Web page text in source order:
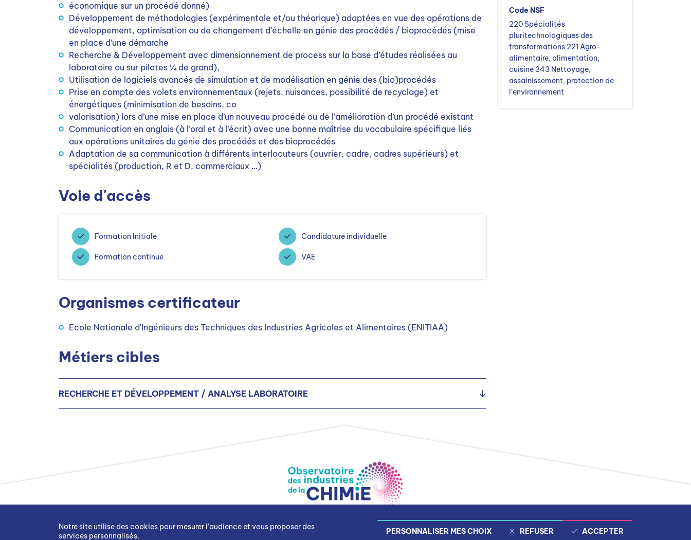
économique sur un procédé donné)
Développement de méthodologies (expérimentale et/ou théorique) adaptées en vue des opérations de
développement, optimisation ou de changement d’échelle en génie des procédés / bioprocédés (mise
en place d’une démarche
Recherche & Développement avec dimensionnement de process sur la base d’études réalisées au
laboratoire ou sur pilotes ¼ de grand),
Utilisation de logiciels avancés de simulation et de modélisation en génie des (bio)procédés
Prise en compte des volets environnementaux (rejets, nuisances, possibilité de recyclage) et
énergétiques (minimisation de besoins, co
valorisation) lors d’une mise en place d’un nouveau procédé ou de l’amélioration d’un procédé existant
Communication en anglais (à l’oral et à l’écrit) avec une bonne maîtrise du vocabulaire spécifique liés
aux opérations unitaires du génie des procédés et des bioprocédés
Adaptation de sa communication à différents interlocuteurs (ouvrier, cadre, cadres supérieurs) et
spécialités (production, R et D, commerciaux …)
Voie d'accès
Formation Initiale
Formation continue
Candidature individuelle
VAE
Organismes certificateur
Ecole Nationale d'Ingénieurs des Techniques des Industries Agricoles et Alimentaires (ENITIAA)
Métiers cibles
RECHERCHE ET DÉVELOPPEMENT / ANALYSE LABORATOIRE
Concepteur(trice) en génie des procédés biotechnologiques
Code NSF
220 Spécialités
pluritechnologiques des
transformations 221 Agro-
alimentaire, alimentation,
cuisine 343 Nettoyage,
assainissement, protection de
l'environnement
Notre site utilise des cookies pour mesurer l’audience et vous proposer des
services personnalisés.
PERSONNALISER MES CHOIX REFUSER ACCEPTER
Gestion des cookies Mentions légales